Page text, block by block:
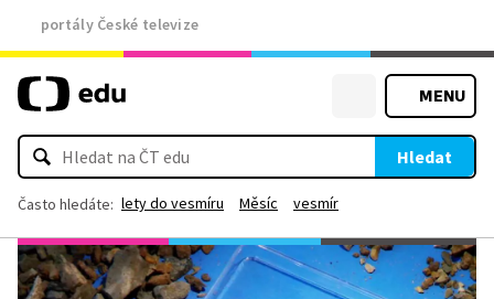
portály České televize
MENU
Hledat
Často hledáte: lety do vesmíru Měsíc vesmír